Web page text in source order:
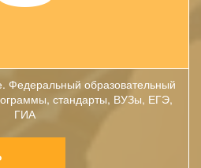
Федеральный образовательный
стандарты, ВУЗы, ЕГЭ,
ГИА